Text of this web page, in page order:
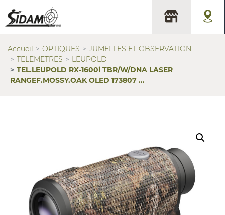
Accueil OPTIQUES
JUMELLES ET OBSERVATION
TELEMETRES
LEUPOLD
TEL.LEUPOLD RX-1600i TBR/W/DNA LASER
RANGEF.MOSSY.OAK OLED 173807 …